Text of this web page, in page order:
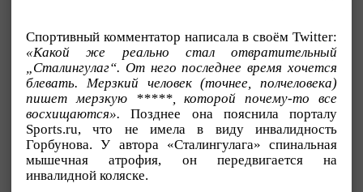
Спортивный комментатор написала в своём Twitter:
«Какой же реально стал отвратительный
„Сталингулаг“. От него последнее время хочется
блевать. Мерзкий человек (точнее, полчеловека)
пишет мерзкую *****, которой почему-то все
восхищаются». Позднее она пояснила порталу
Sports.ru, что не имела в виду инвалидность
Горбунова. У автора «Сталингулага» спинальная
мышечная атрофия, он передвигается на
инвалидной коляске.